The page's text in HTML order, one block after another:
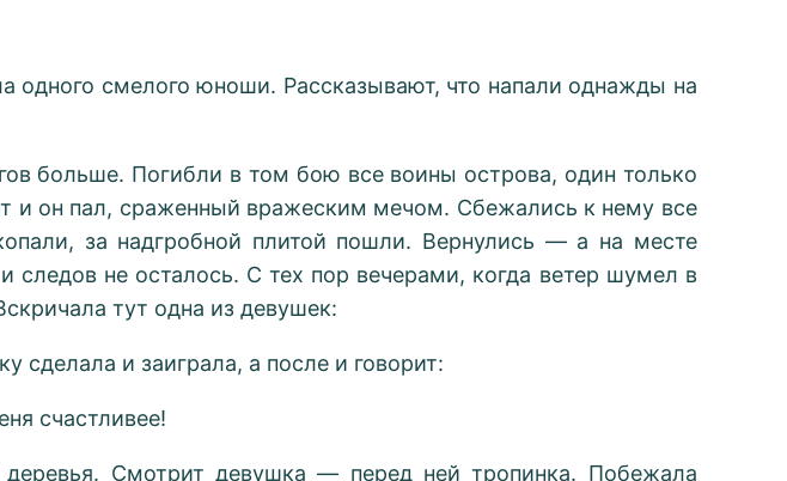
смелого юноши. Рассказывают, что напали однажды на
больше. Погибли в том бою все воины острова, один только
и он пал, сраженный вражеским мечом. Сбежались к нему все
за надгробной плитой пошли. Вернулись — а на месте
не осталось. С тех пор вечерами, когда ветер шумел в
тут одна из девушек:
и заиграла, а после и говорит:
счастливее!
деревья. Смотрит девушка — перед ней тропинка. Побежала